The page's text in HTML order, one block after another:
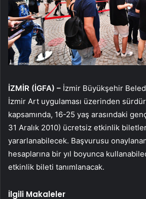
İZMİR (İGFA) – İzmir Büyükşehir
İzmir Art uygulaması üzerinden
kapsamında, 16-25 yaş arasındaki
31 Aralık 2010) ücretsiz etkinlik
yararlanabilecek. Başvurusu onaylanan
hesaplarına bir yıl boyunca
etkinlik bileti tanımlanacak.
İlgili Makaleler